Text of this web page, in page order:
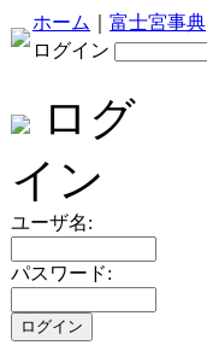
ホーム 富士宮事典
ログイン
ログ
イン
ユーザ名:
パスワード: